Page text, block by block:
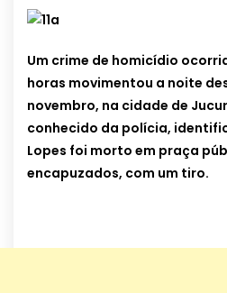
Um crime de homicídio
horas movimentou a noite
novembro, na cidade de
conhecido da polícia,
Lopes foi morto em praça
encapuzados, com um tiro.